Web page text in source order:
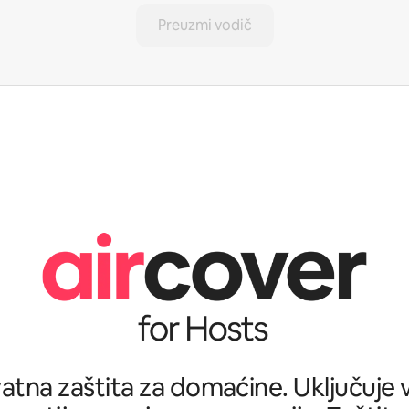
Preuzmi vodič
zaštita za domaćine. Uključuje